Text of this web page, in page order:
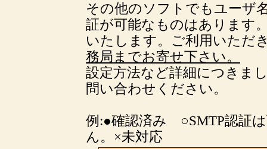
その他のソフトでもユーザ
証が可能なものはあります
いたします。ご利用いただ
務局までお寄せ下さい。
設定方法など詳細につきま
問い合わせください。
例:●確認済み ○SMTP認証
ん。×未対応